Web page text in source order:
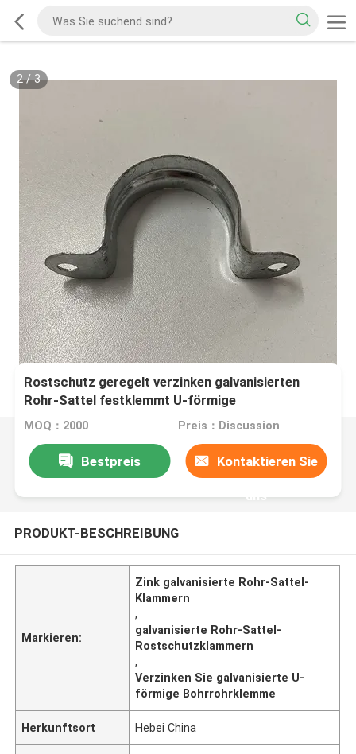
2/3
Rostschutz geregelt verzinken galvanisierten
Rohr-Sattel festklemmt U-förmige
Bohrrohrklemme
MOQ：2000 Preis：Discussion
Bestpreis Kontaktieren Sie
uns
PRODUKT-BESCHREIBUNG
Markieren:
Zink galvanisierte Rohr-Sattel-
Klammern
,
galvanisierte Rohr-Sattel-
Rostschutzklammern
,
Verzinken Sie galvanisierte U-
förmige Bohrrohrklemme
Herkunftsort Hebei China